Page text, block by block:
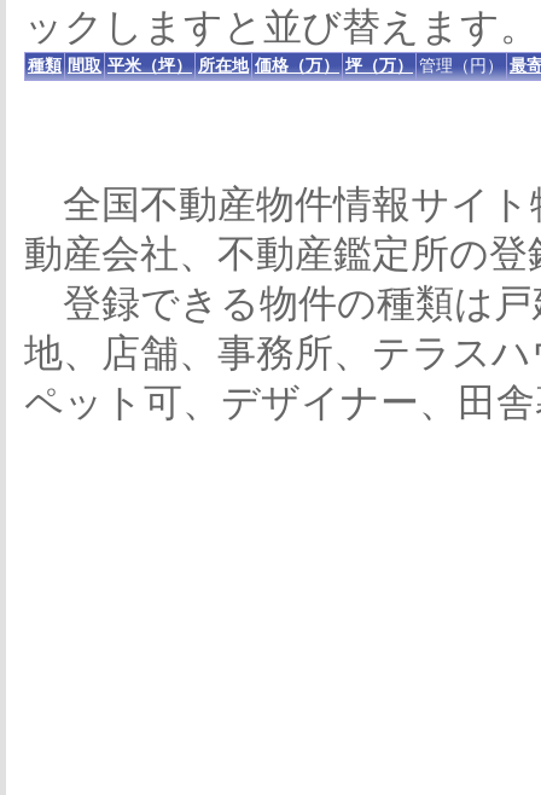
ックしますと並び替えます。
種類 間取 平米（坪） 所在地 価格（万） 坪（万） 管理（円） 最
全国不動産物件情報サイト
動産会社、不動産鑑定所の
登録できる物件の種類は
地、店舗、事務所、テラス
ペット可、デザイナー、田